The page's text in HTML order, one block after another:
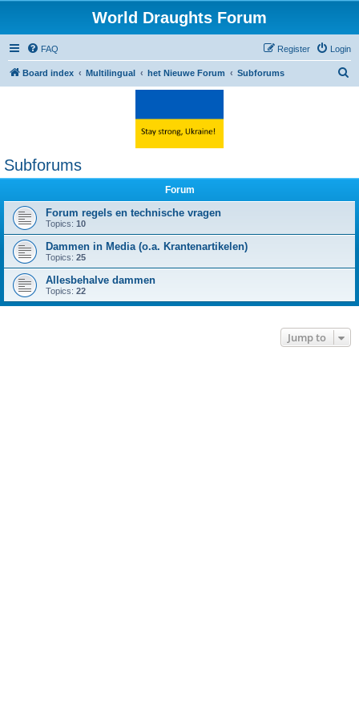
World Draughts Forum
FAQ Login
Register
Board index Multilingual het Nieuwe Forum Subforums
Subforums
Forum
Forum regels en technische vragen
Topics: 10
Dammen in Media (o.a. Krantenartikelen)
Topics: 25
Allesbehalve dammen
Topics: 22
Jump to